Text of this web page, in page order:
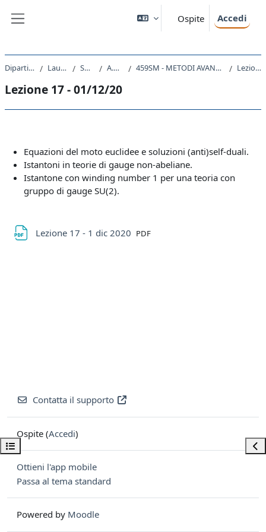
Ospite Accedi
Apri indice del corso
Dipartimento di Fisica Laurea Magistrale SM23 - FISICA A.A. 2020 - 2021 459SM - METODI AVANZATI DI TEORIA QUANTISTICA DEI CAMPI 2020 Lezione 17 - 01/12/20
Lezione 17 - 01/12/20
Equazioni del moto euclidee e soluzioni (anti)self-duali.
Istantoni in teorie di gauge non-abeliane.
Istantone con winding number 1 per una teoria con
gruppo di gauge SU(2).
Lezione 17 - 1 dic 2020 File
PDF
Contatta il supporto
Ospite (Accedi)
Ottieni l'app mobile
Passa al tema standard
Powered by Moodle